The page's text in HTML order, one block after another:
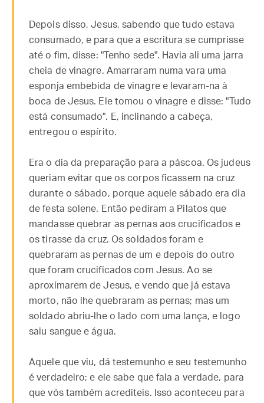
Depois disso, Jesus, sabendo que tudo estava
consumado, e para que a escritura se cumprisse
até o fim, disse: "Tenho sede". Havia ali uma jarra
cheia de vinagre. Amarraram numa vara uma
esponja embebida de vinagre e levaram-na à
boca de Jesus. Ele tomou o vinagre e disse: "Tudo
está consumado". E, inclinando a cabeça,
entregou o espírito.
Era o dia da preparação para a páscoa. Os judeus
queriam evitar que os corpos ficassem na cruz
durante o sábado, porque aquele sábado era dia
de festa solene. Então pediram a Pilatos que
mandasse quebrar as pernas aos crucificados e
os tirasse da cruz. Os soldados foram e
quebraram as pernas de um e depois do outro
que foram crucificados com Jesus. Ao se
aproximarem de Jesus, e vendo que já estava
morto, não lhe quebraram as pernas; mas um
soldado abriu-lhe o lado com uma lança, e logo
saiu sangue e água.
Aquele que viu, dá testemunho e seu testemunho
é verdadeiro; e ele sabe que fala a verdade, para
que vós também acrediteis. Isso aconteceu para